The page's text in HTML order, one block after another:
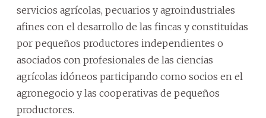
servicios agrícolas, pecuarios y agroindustriales
afines con el desarrollo de las fincas y constituidas
por pequeños productores independientes o
asociados con profesionales de las ciencias
agrícolas idóneos participando como socios en el
agronegocio y las cooperativas de pequeños
productores.